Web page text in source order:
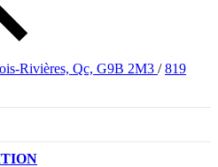
Rivières, Qc, G9B 2M3 / 819